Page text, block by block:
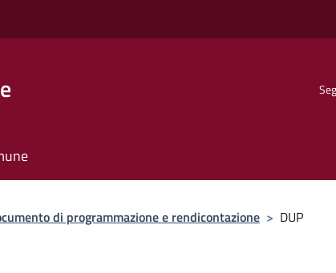
di programmazione e rendicontazione > DUP